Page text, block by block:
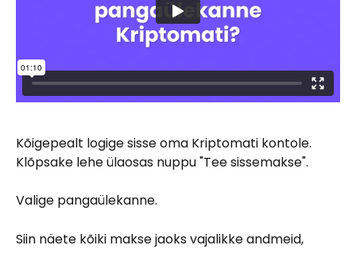
Kõigepealt logige sisse oma Kriptomati kontole.
Klõpsake lehe ülaosas nuppu "Tee sissemakse".
Valige pangaülekanne.
Siin näete kõiki makse jaoks vajalikke andmeid,